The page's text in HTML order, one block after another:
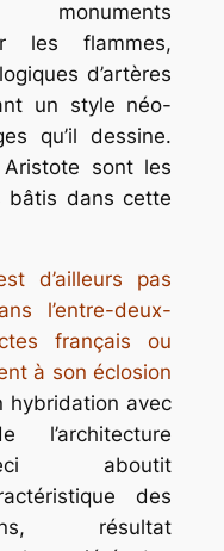
les flammes,
d’artères
un style néo-
qu’il dessine.
sont les
bâtis dans cette
d’ailleurs pas
l’entre-deux-
français ou
à son éclosion
hybridation avec
l’architecture
aboutit
des
résultat